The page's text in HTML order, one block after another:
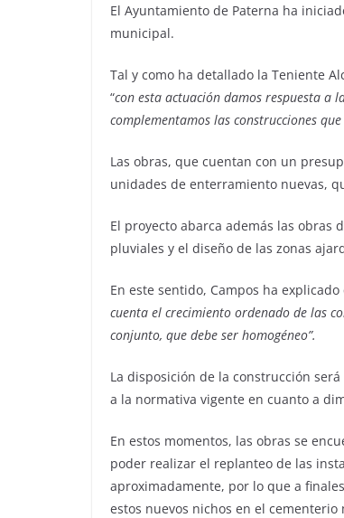
El Ayuntamiento de Paterna ha
municipal.
Tal y como ha detallado la Teniente
“con esta actuación damos respuesta a
complementamos las construcciones
Las obras, que cuentan con un
unidades de enterramiento nuevas,
El proyecto abarca además las
pluviales y el diseño de las zonas
En este sentido, Campos ha explicado
cuenta el crecimiento ordenado de las
conjunto, que debe ser homogéneo”.
La disposición de la construcción
a la normativa vigente en cuanto a
En estos momentos, las obras se
poder realizar el replanteo de las
aproximadamente, por lo que a
estos nuevos nichos en el cementerio